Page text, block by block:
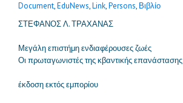
Document,EduNews,Link,Persons, Βιβλίο
ΣΤΕΦΑΝΟΣ Λ. ΤΡΑΧΑΝΑΣ
Μεγάλη επιστήμη ενδιαφέρουσες ζωές
Οι πρωταγωνιστές της κβαντικής επανάστασης
έκδοση εκτός εμπορίου